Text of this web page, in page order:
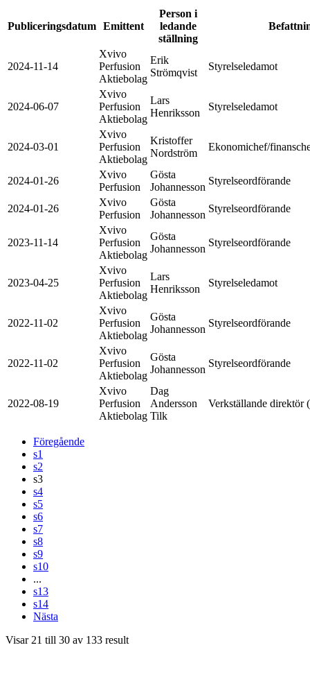
Publiceringsdatum Emittent
Person i
ledande
ställning
2024-11-14
Xvivo
Perfusion
Aktiebolag
Erik
Strömqvist
Styrelseledamot
2024-06-07
Xvivo
Perfusion
Aktiebolag
Lars
Henriksson
Styrelseledamot
2024-03-01
Xvivo
Perfusion
Aktiebolag
Kristoffer
Nordström
Ekonomichef/
2024-01-26
Xvivo
Perfusion
Gösta
Johannesson
Styrelseordförande
2024-01-26
Xvivo
Perfusion
Gösta
Johannesson
Styrelseordförande
2023-11-14
Xvivo
Perfusion
Aktiebolag
Gösta
Johannesson
Styrelseordförande
2023-04-25
Xvivo
Perfusion
Aktiebolag
Lars
Henriksson
Styrelseledamot
2022-11-02
Xvivo
Perfusion
Aktiebolag
Gösta
Johannesson
Styrelseordförande
2022-11-02
Xvivo
Perfusion
Aktiebolag
Gösta
Johannesson
Styrelseordförande
2022-08-19
Xvivo
Perfusion
Aktiebolag
Dag
Andersson
Tilk
Verkställande direktör
Föregående
s1
s2
s3
s4
s5
s6
s7
s8
s9
s10
...
s13
s14
Nästa
Visar 21 till 30 av 133 result